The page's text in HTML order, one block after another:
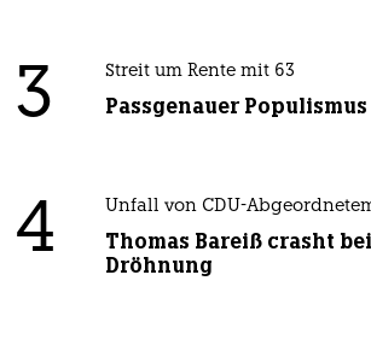
3 Streit um Rente mit 63
Passgenauer Populismus
4 Unfall von CDU-
Thomas Bareiß crasht
Dröhnung